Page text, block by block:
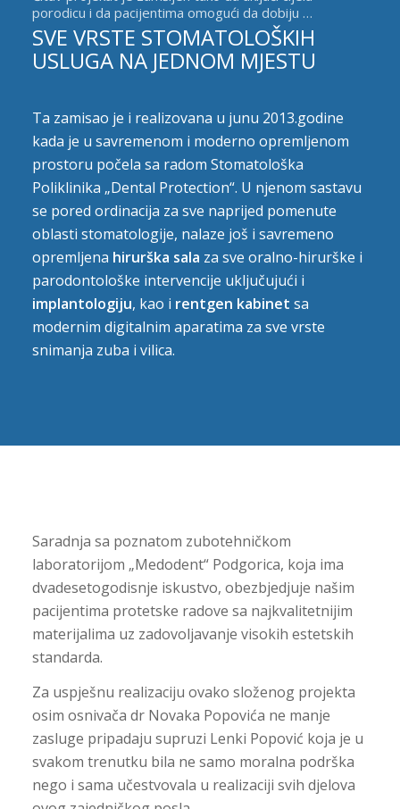
porodicu i da pacijentima omogući da dobiju …
SVE VRSTE STOMATOLOŠKIH
USLUGA NA JEDNOM MJESTU
Ta zamisao je i realizovana u junu 2013.godine
kada je u savremenom i moderno opremljenom
prostoru počela sa radom Stomatološka
Poliklinika „Dental Protection“. U njenom sastavu
se pored ordinacija za sve naprijed pomenute
oblasti stomatologije, nalaze još i savremeno
opremljena hirurška sala za sve oralno-hirurške i
parodontološke intervencije uključujući i
implantologiju, kao i rentgen kabinet sa
modernim digitalnim aparatima za sve vrste
snimanja zuba i vilica.
Saradnja sa poznatom zubotehničkom
laboratorijom „Medodent“ Podgorica, koja ima
dvadesetogodisnje iskustvo, obezbjedjuje našim
pacijentima protetske radove sa najkvalitetnijim
materijalima uz zadovoljavanje visokih estetskih
standarda.
Za uspješnu realizaciju ovako složenog projekta
osim osnivača dr Novaka Popovića ne manje
zasluge pripadaju supruzi Lenki Popović koja je u
svakom trenutku bila ne samo moralna podrška
nego i sama učestvovala u realizaciji svih djelova